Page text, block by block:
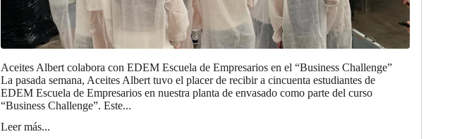
Aceites Albert colabora con EDEM Escuela de Empresarios en el “Business Challenge”
La pasada semana, Aceites Albert tuvo el placer de recibir a cincuenta estudiantes de
EDEM Escuela de Empresarios en nuestra planta de envasado como parte del curso
“Business Challenge”. Este...
Leer más...